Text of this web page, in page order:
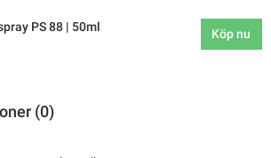
PS 88 | 50ml
Köp nu
(0)